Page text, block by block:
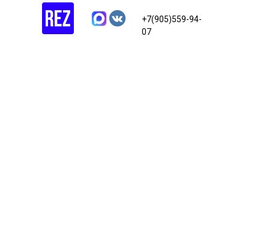
+7(905)559-94-
07